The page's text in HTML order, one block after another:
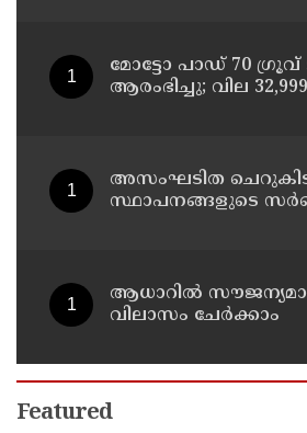
മോട്ടോ പാഡ് 70 ഗ്രൂവ്
ആരംഭിച്ചു; വില
അസംഘടിത
സ്ഥാപനങ്ങളുടെ
ആധാറിൽ
വിലാസം ചേർക്കാം
Featured